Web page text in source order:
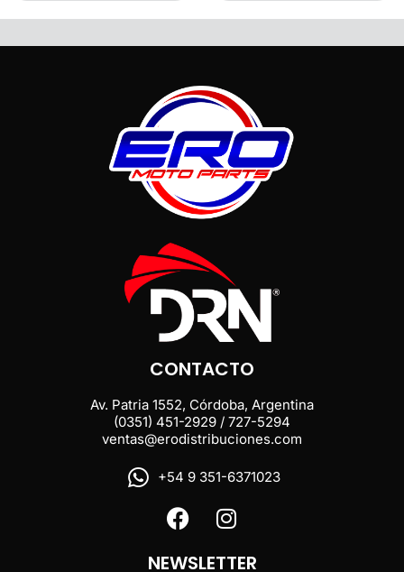
CONTACTO
Av. Patria 1552, Córdoba, Argentina
(0351) 451-2929 / 727-5294
ventas@erodistribuciones.com
+54 9 351-6371023
NEWSLETTER